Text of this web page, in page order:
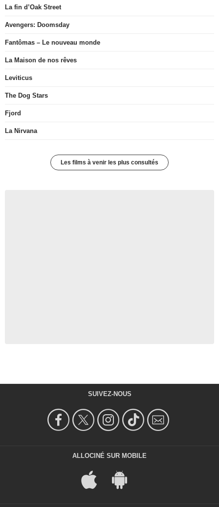
La fin d’Oak Street
Avengers: Doomsday
Fantômas – Le nouveau monde
La Maison de nos rêves
Leviticus
The Dog Stars
Fjord
La Nirvana
Les films à venir les plus consultés
SUIVEZ-NOUS
ALLOCINÉ SUR MOBILE